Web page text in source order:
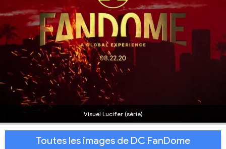
Visuel Lucifer (série)
Toutes les images de DC FanDome